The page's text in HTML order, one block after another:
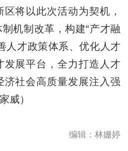
将以此次活动为契机，
机制改革，构建“产才融
人才政策体系、优化人才
发展平台，全力打造人才
济社会高质量发展注入强
威）​
编辑：林姗婷